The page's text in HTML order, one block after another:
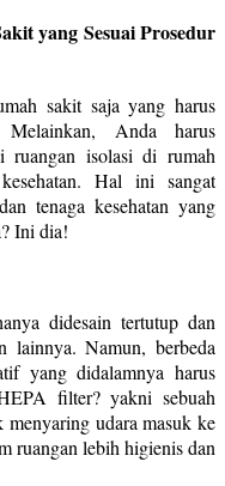
yang Sesuai Prosedur
sakit saja yang harus
Melainkan, Anda harus
ruangan isolasi di rumah
Hal ini sangat
tenaga kesehatan yang
Ini dia!
didesain tertutup dan
lainnya. Namun, berbeda
yang didalamnya harus
filter? yakni sebuah
udara masuk ke
ruangan lebih higienis dan